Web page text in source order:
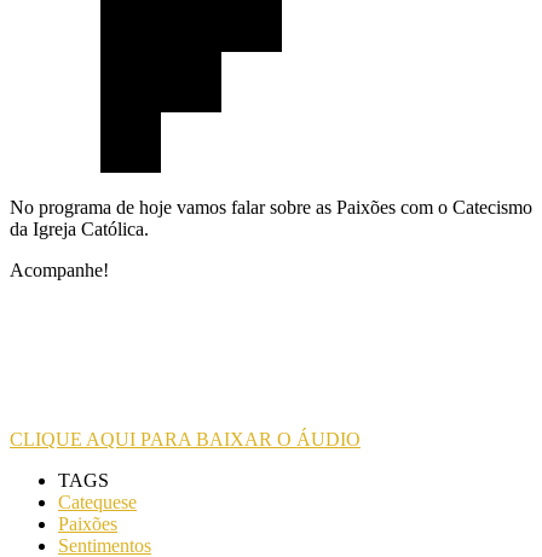
No programa de hoje vamos falar sobre as Paixões com o Catecismo
da Igreja Católica.
Acompanhe!
CLIQUE AQUI PARA BAIXAR O ÁUDIO
TAGS
Catequese
Paixões
Sentimentos